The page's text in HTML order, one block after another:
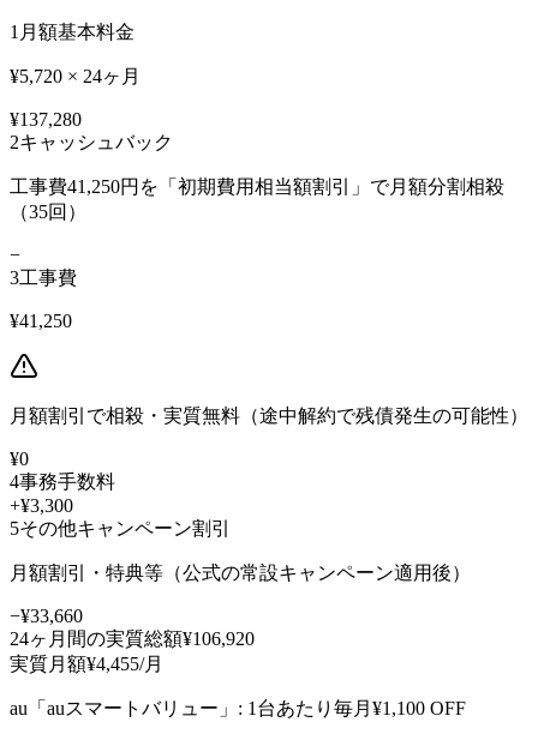
1 月額基本料金
¥5,720 × 24ヶ月
¥137,280
2キャッシュバック
工事費41,250円を「初期費用相当額割引」で月額分割相殺
（35回）
−
3工事費
¥41,250
月額割引で相殺・実質無料（途中解約で残債発生の可能性）
¥0
4事務手数料
+¥3,300
5その他キャンペーン割引
月額割引・特典等（公式の常設キャンペーン適用後）
−¥33,660
24ヶ月間の実質総額¥106,920
実質月額¥4,455/月
au 「 auスマートバリュー 」: 1台あたり毎月¥1,100 OFF